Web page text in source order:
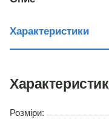
Характеристики
Розміри: